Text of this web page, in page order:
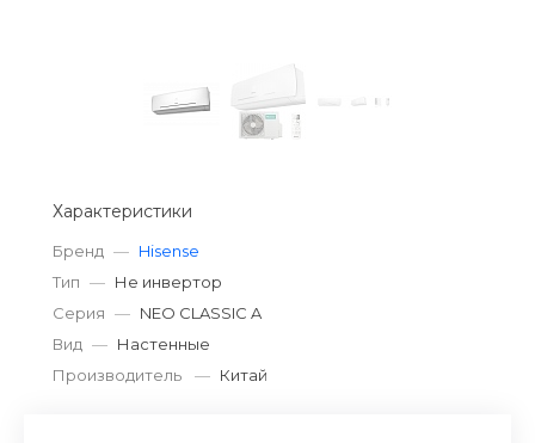
Характеристики
Бренд — Hisense
Тип — Не инвертор
Серия — NEO CLASSIC A
Вид — Настенные
Производитель
— Китай